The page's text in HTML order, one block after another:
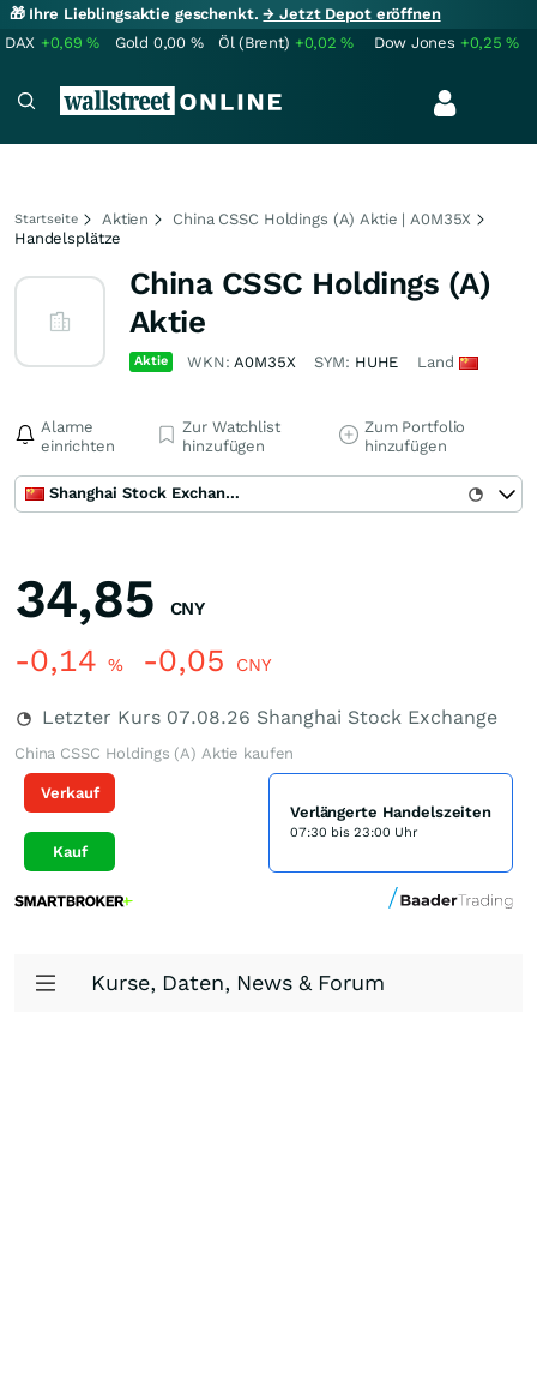
🎁 Ihre Lieblingsaktie geschenkt.→ Jetzt Depot eröffnen
DAX +0,69% Gold 0,00 % Öl (Brent) +0,02% Dow Jones +0,25%
Startseite Aktien
China CSSC Holdings (A) Aktie | A0M35X
Handelsplätze
China CSSC Holdings (A)
Aktie
Aktie WKN:A0M35X SYM: HUHE Land
Alarme
einrichten
Zur Watchlist
hinzufügen
Zum Portfolio
hinzufügen
Shanghai Stock Exchange
34,85 CNY
-0,14 % -0,05 CNY
Letzter Kurs 07.08.26 Shanghai Stock Exchange
China CSSC Holdings (A) Aktie kaufen
Verkauf
Kauf
Verlängerte Handelszeiten
07:30 bis 23:00 Uhr
Kurse, Daten, News & Forum